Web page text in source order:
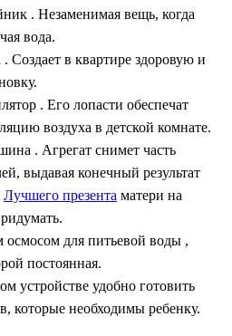
. Незаменимая вещь, когда
вода.
. Создает в квартире здоровую и
. Его лопасти обеспечат
воздуха в детской комнате.
. Агрегат снимет часть
выдавая конечный результат
Лучшего презента матери на
осмосом для питьевой воды ,
постоянная.
устройстве удобно готовить
которые необходимы ребенку.